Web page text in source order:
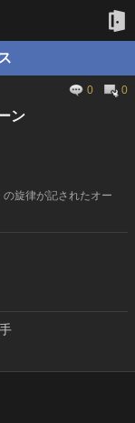
0 0
ン
の旋律が記されたオー